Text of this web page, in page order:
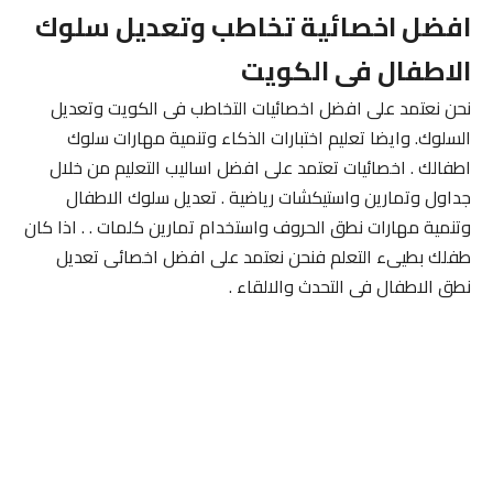
افضل اخصائية تخاطب وتعديل سلوك
الاطفال فى الكويت
نحن نعتمد على افضل اخصائيات التخاطب فى الكويت وتعديل
السلوك. وايضا تعليم اختبارات الذكاء وتنمية مهارات سلوك
اطفالك . اخصائيات تعتمد على افضل اساليب التعليم من خلال
جداول وتمارين واستيكشات رياضية . تعديل سلوك الاطفال
وتنمية مهارات نطق الحروف واستخدام تمارين كلمات . . اذا كان
طفلك بطيىء التعلم فنحن نعتمد على افضل اخصائى تعديل
نطق الاطفال فى التحدث والالقاء .